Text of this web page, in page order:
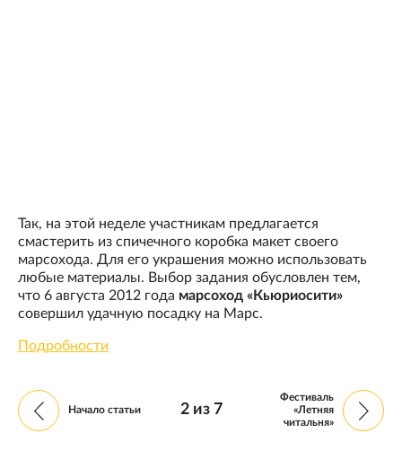
Так, на этой неделе участникам предлагается
смастерить из спичечного коробка макет своего
марсохода. Для его украшения можно использовать
любые материалы. Выбор задания обусловлен тем,
что 6 августа 2012 года марсоход «Кьюриосити»
совершил удачную посадку на Марс.
Подробности
Начало статьи 2из 7
Фестиваль
«Летняя
читальня»